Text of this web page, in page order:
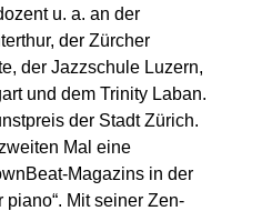
u. a. an der
der Zürcher
der Jazzschule Luzern,
und dem Trinity Laban.
der Stadt Zürich.
Mal eine
Magazins in der
Mit seiner Zen-